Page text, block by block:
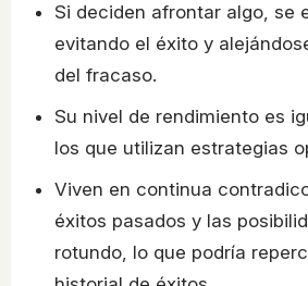
Si deciden afrontar algo, se
evitando el éxito y
del fracaso.
Su nivel de rendimiento es
los que utilizan estrategias
Viven en continua
éxitos pasados y las
rotundo, lo que podría